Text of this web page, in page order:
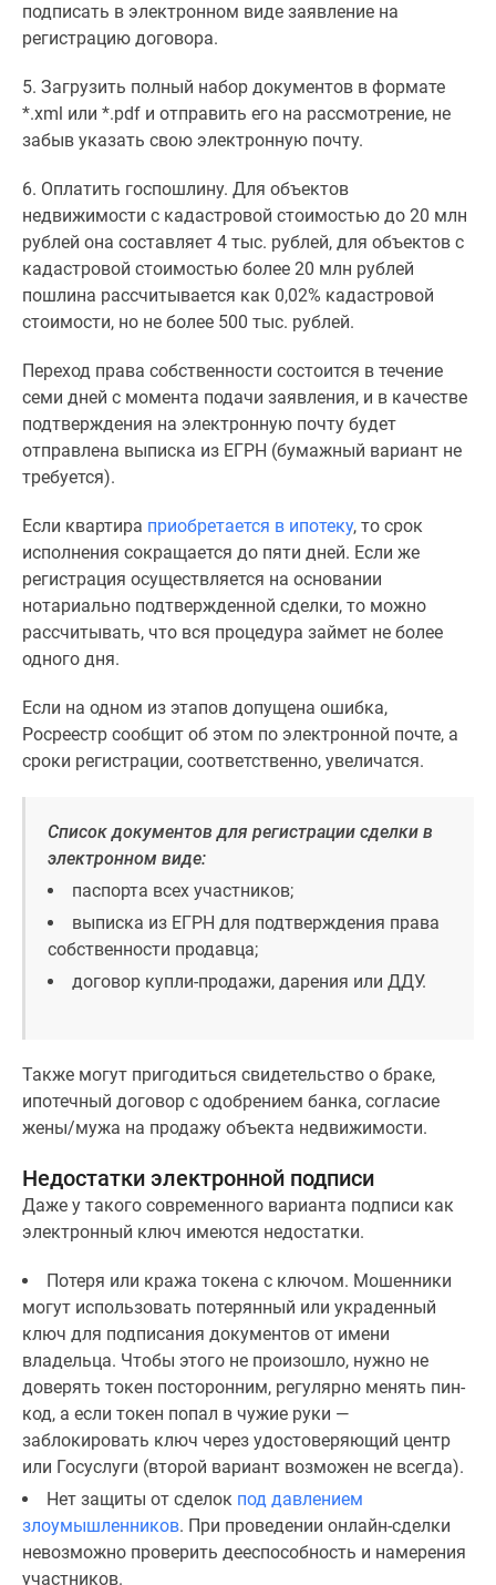
подписать в электронном виде заявление на
регистрацию договора.
5. Загрузить полный набор документов в формате
*.xml или *.pdf и отправить его на рассмотрение, не
забыв указать свою электронную почту.
6. Оплатить госпошлину. Для объектов
недвижимости с кадастровой стоимостью до 20 млн
рублей она составляет 4 тыс. рублей, для объектов с
кадастровой стоимостью более 20 млн рублей
пошлина рассчитывается как 0,02% кадастровой
стоимости, но не более 500 тыс. рублей.
Переход права собственности состоится в течение
семи дней с момента подачи заявления, и в качестве
подтверждения на электронную почту будет
отправлена выписка из ЕГРН (бумажный вариант не
требуется).
Если квартира приобретается в ипотеку, то срок
исполнения сокращается до пяти дней. Если же
регистрация осуществляется на основании
нотариально подтвержденной сделки, то можно
рассчитывать, что вся процедура займет не более
одного дня.
Если на одном из этапов допущена ошибка,
Росреестр сообщит об этом по электронной почте, а
сроки регистрации, соответственно, увеличатся.
Список документов для регистрации сделки в
электронном виде:
паспорта всех участников;
выписка из ЕГРН для подтверждения права
собственности продавца;
договор купли-продажи, дарения или ДДУ.
Также могут пригодиться свидетельство о браке,
ипотечный договор с одобрением банка, согласие
жены/мужа на продажу объекта недвижимости.
Недостатки электронной подписи
Даже у такого современного варианта подписи как
электронный ключ имеются недостатки.
Потеря или кража токена с ключом. Мошенники
могут использовать потерянный или украденный
ключ для подписания документов от имени
владельца. Чтобы этого не произошло, нужно не
доверять токен посторонним, регулярно менять пин-
код, а если токен попал в чужие руки —
заблокировать ключ через удостоверяющий центр
или Госуслуги (второй вариант возможен не всегда).
Нет защиты от сделок под давлением
злоумышленников. При проведении онлайн-сделки
невозможно проверить дееспособность и намерения
участников.